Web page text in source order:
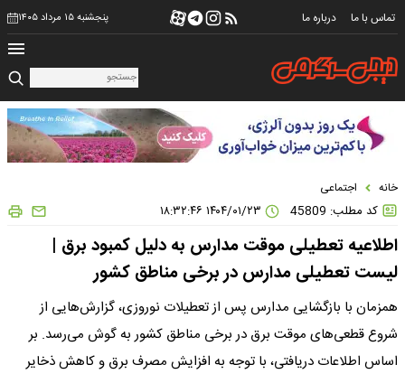
تماس با ما درباره ما پنجشنبه ۱۵ مرداد ۱۴۰۵
خانه اجتماعی
کد مطلب: 45809
اطلاعیه تعطیلی موقت مدارس به دلیل کمبود برق |
لیست تعطیلی مدارس در برخی مناطق کشور
همزمان با بازگشایی مدارس پس از تعطیلات نوروزی، گزارش‌هایی از
شروع قطعی‌های موقت برق در برخی مناطق کشور به گوش می‌رسد. بر
اساس اطلاعات دریافتی، با توجه به افزایش مصرف برق و کاهش ذخایر